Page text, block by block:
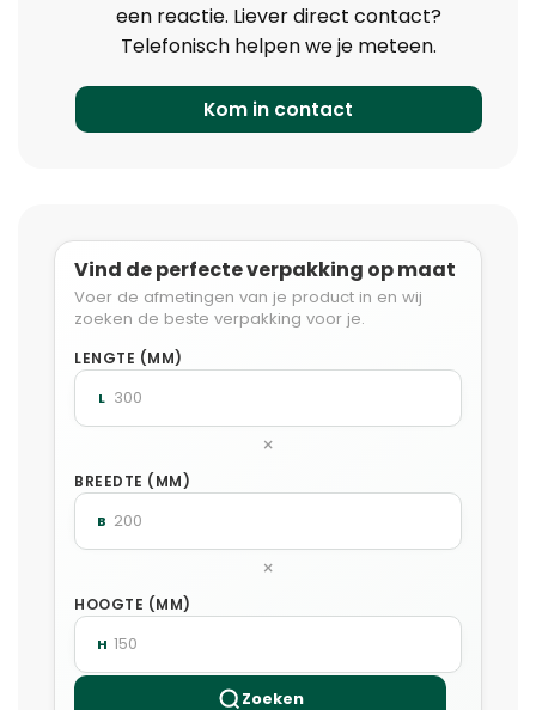
een reactie. Liever direct contact?
Telefonisch helpen we je meteen.
Kom in contact
Vind de perfecte verpakking op maat
Voer de afmetingen van je product in en wij
zoeken de beste verpakking voor je.
LENGTE (MM)
L
×
BREEDTE (MM)
B
×
HOOGTE (MM)
H
Zoeken